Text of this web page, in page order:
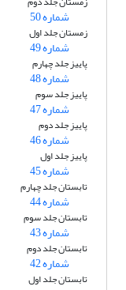
شماره 50
زمستان جلد اول
شماره 49
پاییز جلد چهارم
شماره 48
پاییز جلد سوم
شماره 47
پاییز جلد دوم
شماره 46
پاییز جلد اول
شماره 45
تابستان جلد چهارم
شماره 44
تابستان جلد سوم
شماره 43
تابستان جلد دوم
شماره 42
تابستان جلد اول